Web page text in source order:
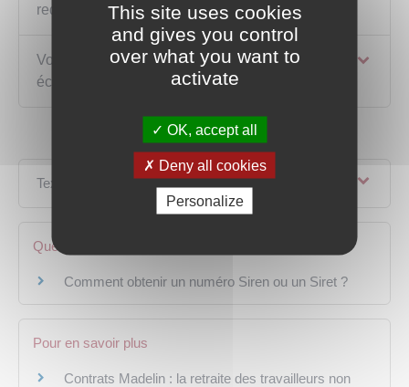
redressement judiciaire
Votre activité a cessé, car votre situation
économique n'était pas viable
Textes de référence
Questions ? Réponses !
Comment obtenir un numéro Siren ou un Siret ?
Pour en savoir plus
Contrats Madelin : la retraite des travailleurs non
This site uses cookies
and gives you control
over what you want to
activate
OK, accept all
Deny all cookies
Personalize